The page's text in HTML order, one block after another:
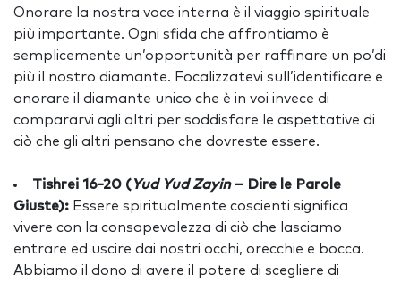
Onorare la nostra voce interna è il viaggio spirituale
più importante. Ogni sfida che affrontiamo è
semplicemente un’opportunità per raffinare un po’di
più il nostro diamante. Focalizzatevi sull’identificare e
onorare il diamante unico che è in voi invece di
compararvi agli altri per soddisfare le aspettative di
ciò che gli altri pensano che dovreste essere.
Tishrei 16-20 (Yud Yud Zayin– Dire le Parole
Giuste): Essere spiritualmente coscienti significa
vivere con la consapevolezza di ciò che lasciamo
entrare ed uscire dai nostri occhi, orecchie e bocca.
Abbiamo il dono di avere il potere di scegliere di